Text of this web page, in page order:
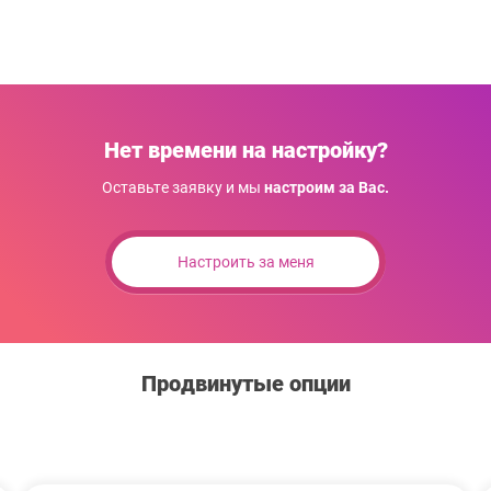
Нет времени на настройку?
Оставьте заявку и мы настроим за Вас.
Настроить за меня
Продвинутые опции